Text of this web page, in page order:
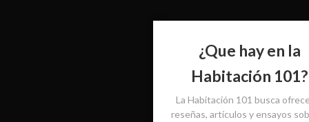
¿Que hay en la
Habitación 101?
La Habitación 101 busca
reseñas, artículos y ensayos